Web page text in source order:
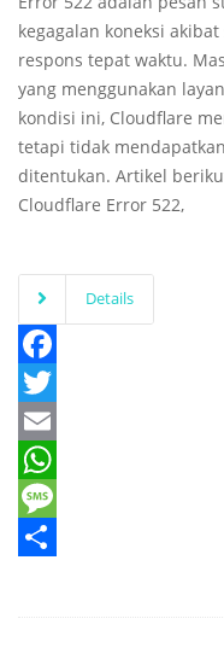
kegagalan koneksi
respons tepat waktu.
yang menggunakan
kondisi ini, Cloudflare
tetapi tidak
ditentukan. Artikel
Cloudflare Error 522,
Details
Facebook
Twitter
Email
WhatsApp
Message